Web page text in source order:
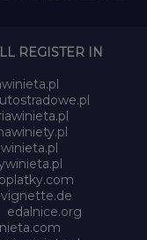
REGISTER IN
edalnice.org